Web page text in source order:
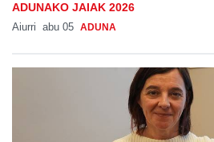
ADUNAKO JAIAK 2026
Aiurri abu 05 ADUNA